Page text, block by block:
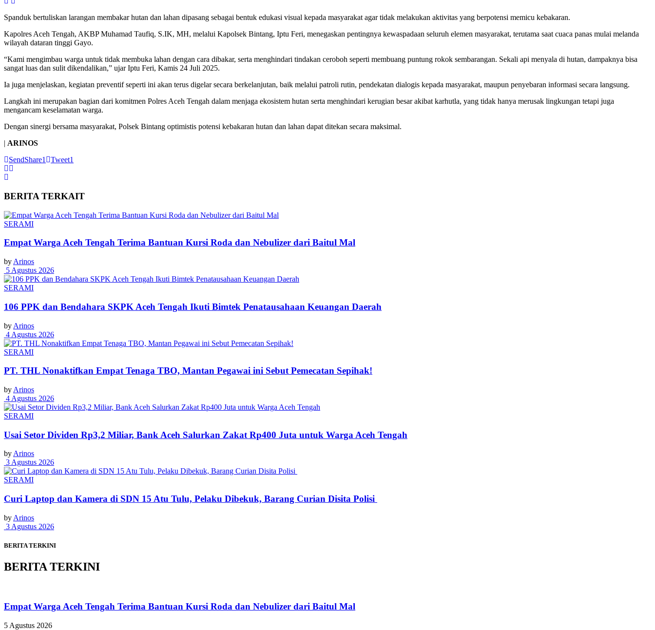
Spanduk bertuliskan larangan membakar hutan dan lahan dipasang sebagai bentuk edukasi visual kepada masyarakat agar tidak melakukan aktivitas yang berpotensi memicu kebakaran.
Kapolres Aceh Tengah, AKBP Muhamad Taufiq, S.IK, MH, melalui Kapolsek Bintang, Iptu Feri, menegaskan pentingnya kewaspadaan seluruh elemen masyarakat, terutama saat cuaca panas mulai melanda
wilayah dataran tinggi Gayo.
“Kami mengimbau warga untuk tidak membuka lahan dengan cara dibakar, serta menghindari tindakan ceroboh seperti membuang puntung rokok sembarangan. Sekali api menyala di hutan, dampaknya bisa
sangat luas dan sulit dikendalikan,” ujar Iptu Feri, Kamis 24 Juli 2025.
Ia juga menjelaskan, kegiatan preventif seperti ini akan terus digelar secara berkelanjutan, baik melalui patroli rutin, pendekatan dialogis kepada masyarakat, maupun penyebaran informasi secara langsung.
Langkah ini merupakan bagian dari komitmen Polres Aceh Tengah dalam menjaga ekosistem hutan serta menghindari kerugian besar akibat karhutla, yang tidak hanya merusak lingkungan tetapi juga
mengancam keselamatan warga.
Dengan sinergi bersama masyarakat, Polsek Bintang optimistis potensi kebakaran hutan dan lahan dapat ditekan secara maksimal.
| ARINOS
SendShare1 Tweet1
BERITA TERKAIT
SERAMI
Empat Warga Aceh Tengah Terima Bantuan Kursi Roda dan Nebulizer dari Baitul Mal
by Arinos
5 Agustus 2026
SERAMI
106 PPK dan Bendahara SKPK Aceh Tengah Ikuti Bimtek Penatausahaan Keuangan Daerah
by Arinos
4 Agustus 2026
SERAMI
PT. THL Nonaktifkan Empat Tenaga TBO, Mantan Pegawai ini Sebut Pemecatan Sepihak!
by Arinos
4 Agustus 2026
SERAMI
Usai Setor Dividen Rp3,2 Miliar, Bank Aceh Salurkan Zakat Rp400 Juta untuk Warga Aceh Tengah
byArinos
3 Agustus 2026
SERAMI
Curi Laptop dan Kamera di SDN 15 Atu Tulu, Pelaku Dibekuk, Barang Curian Disita Polisi
by Arinos
3 Agustus 2026
BERITA TERKINI
BERITA TERKINI
Empat Warga Aceh Tengah Terima Bantuan Kursi Roda dan Nebulizer dari Baitul Mal
5 Agustus 2026